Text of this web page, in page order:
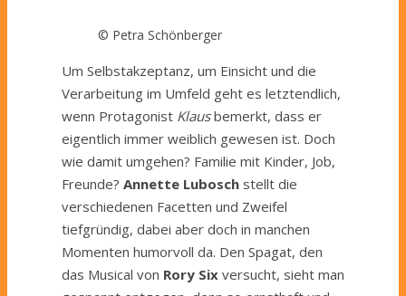
© Petra Schönberger
Um Selbstakzeptanz, um Einsicht und die
Verarbeitung im Umfeld geht es letztendlich,
wenn Protagonist Klausbemerkt, dass er
eigentlich immer weiblich gewesen ist. Doch
wie damit umgehen? Familie mit Kinder, Job,
Freunde? Annette Lubosch stellt die
verschiedenen Facetten und Zweifel
tiefgründig, dabei aber doch in manchen
Momenten humorvoll da. Den Spagat, den
das Musical von Rory Six versucht, sieht man